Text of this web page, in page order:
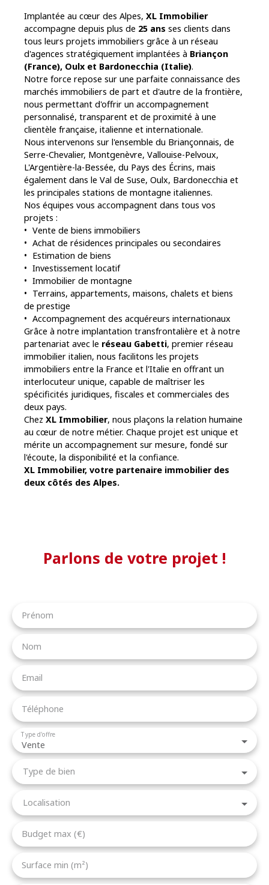
Implantée au cœur des Alpes, XL Immobilier
accompagne depuis plus de 25 ans ses clients dans
tous leurs projets immobiliers grâce à un réseau
d'agences stratégiquement implantées à Briançon
(France), Oulx et Bardonecchia (Italie).
Notre force repose sur une parfaite connaissance des
marchés immobiliers de part et d'autre de la frontière,
nous permettant d'offrir un accompagnement
personnalisé, transparent et de proximité à une
clientèle française, italienne et internationale.
Nous intervenons sur l'ensemble du Briançonnais, de
Serre-Chevalier, Montgenèvre, Vallouise-Pelvoux,
L'Argentière-la-Bessée, du Pays des Écrins, mais
également dans le Val de Suse, Oulx, Bardonecchia et
les principales stations de montagne italiennes.
Nos équipes vous accompagnent dans tous vos
projets :
Vente de biens immobiliers
Achat de résidences principales ou secondaires
Estimation de biens
Investissement locatif
Immobilier de montagne
Terrains, appartements, maisons, chalets et biens
de prestige
Accompagnement des acquéreurs internationaux
Grâce à notre implantation transfrontalière et à notre
partenariat avec le réseau Gabetti, premier réseau
immobilier italien, nous facilitons les projets
immobiliers entre la France et l'Italie en offrant un
interlocuteur unique, capable de maîtriser les
spécificités juridiques, fiscales et commerciales des
deux pays.
Chez XL Immobilier, nous plaçons la relation humaine
au cœur de notre métier. Chaque projet est unique et
mérite un accompagnement sur mesure, fondé sur
l'écoute, la disponibilité et la confiance.
XL Immobilier, votre partenaire immobilier des
deux côtés des Alpes.
Parlons de votre projet !
Prénom
Nom
Email
Téléphone
Vente
Type d'offre
Type de bien
Localisation
Budget max (€)
Surface min (m²)